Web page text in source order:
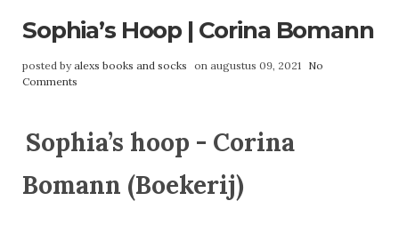
Sophia’s Hoop | Corina Bomann
posted byalexs books and socks on augustus 09, 2021 No
Comments
Sophia’s hoop - Corina
Bomann (Boekerij)